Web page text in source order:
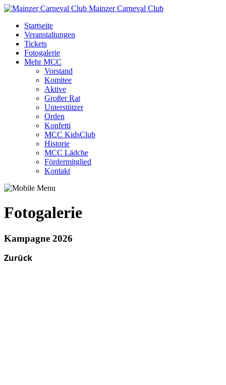
Mainzer Carneval Club
Startseite
Veranstaltungen
Tickets
Fotogalerie
Mehr MCC
Vorstand
Komitee
Aktive
Großer Rat
Unterstützer
Orden
Konfetti
MCC KidsClub
Historie
MCC Lädche
Fördermitglied
Kontakt
Fotogalerie
Kampagne 2026
Zurück